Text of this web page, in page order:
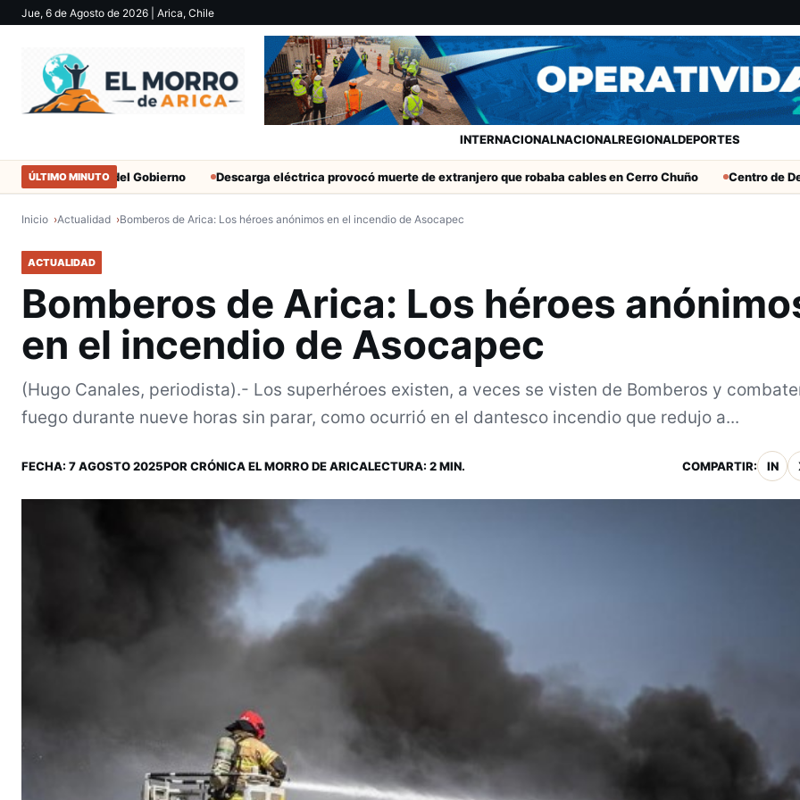
Jue, 6 de Agosto de 2026 | Arica, Chile
INTERNACIONALNACIONALREGIONALDEPORTES
ÚLTIMO MINUTO
del Gobierno Descarga eléctrica provocó muerte de extranjero que robaba cables en Cerro Chuño Centro de Desarrollo
Inicio Actualidad Bomberos de Arica: Los héroes anónimos en el incendio de Asocapec
ACTUALIDAD
Bomberos de Arica: Los héroes
en el incendio de Asocapec
(Hugo Canales, periodista).- Los superhéroes existen, a veces se visten de Bomberos y
fuego durante nueve horas sin parar, como ocurrió en el dantesco incendio que redujo a...
FECHA: 7 AGOSTO 2025POR CRÓNICA EL MORRO DE ARICALECTURA: 2 MIN. COMPARTIR: IN